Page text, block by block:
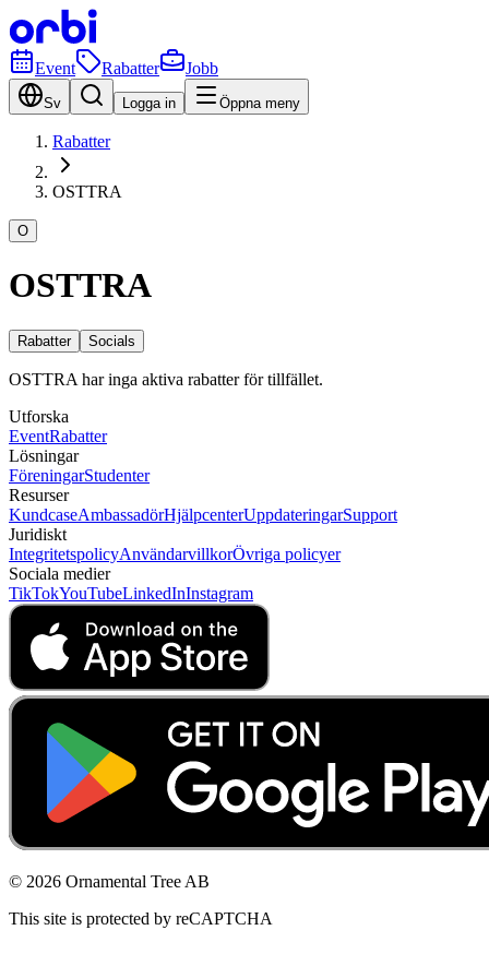
Event Rabatter Jobb
Sv Logga in Öppna meny
Rabatter
OSTTRA
O
OSTTRA
Rabatter Socials
OSTTRA har inga aktiva rabatter för tillfället.
Utforska
EventRabatter
Lösningar
FöreningarStudenter
Resurser
KundcaseAmbassadörHjälpcenterUppdateringarSupport
Juridiskt
IntegritetspolicyAnvändarvillkorÖvriga policyer
Sociala medier
TikTokYouTubeLinkedInInstagram
© 2026 Ornamental Tree AB
This site is protected by reCAPTCHA